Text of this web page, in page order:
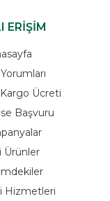
ERİŞİM
Ücreti
Başvuru
Ürünler
Hizmetleri